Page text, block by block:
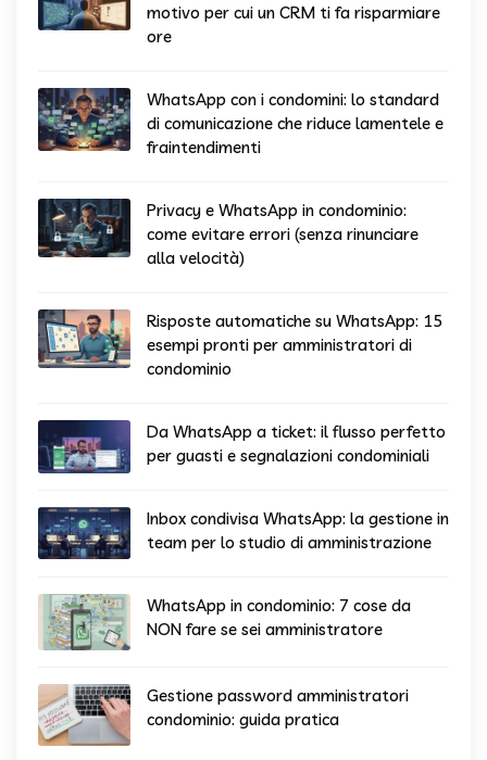
motivo per cui un CRM ti fa risparmiare
ore
WhatsApp con i condomini: lo standard
di comunicazione che riduce lamentele e
fraintendimenti
Privacy e WhatsApp in condominio:
come evitare errori (senza rinunciare
alla velocità)
Risposte automatiche su WhatsApp: 15
esempi pronti per amministratori di
condominio
Da WhatsApp a ticket: il flusso perfetto
per guasti e segnalazioni condominiali
Inbox condivisa WhatsApp: la gestione in
team per lo studio di amministrazione
WhatsApp in condominio: 7 cose da
NON fare se sei amministratore
Gestione password amministratori
condominio: guida pratica